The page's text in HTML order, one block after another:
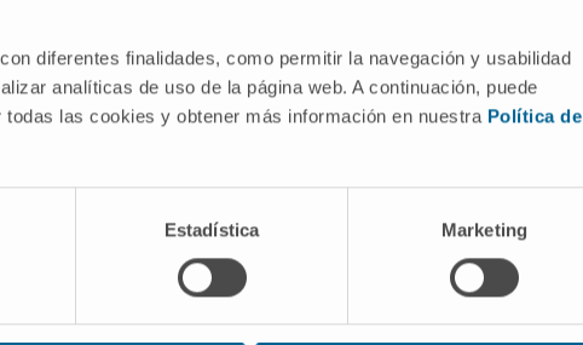
diferentes finalidades, como permitir la navegación y usabilidad
analíticas de uso de la página web. A continuación, puede
las cookies y obtener más información en nuestra Política de
Estadística Marketing